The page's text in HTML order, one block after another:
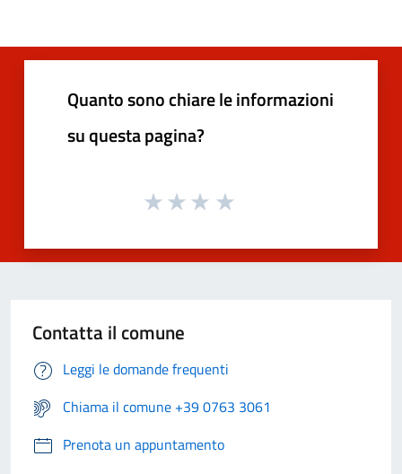
Quanto sono chiare le informazioni
su questa pagina?
Contatta il comune
Leggi le domande frequenti
Chiama il comune +39 0763 3061
Prenota un appuntamento